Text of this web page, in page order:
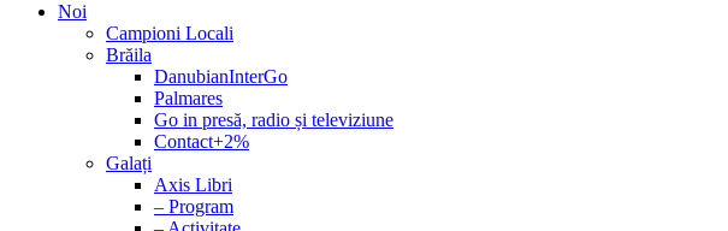
Noi
Campioni Locali
Brăila
DanubianInterGo
Palmares
Go in presă, radio și televiziune
Contact+2%
Galați
Axis Libri
– Program